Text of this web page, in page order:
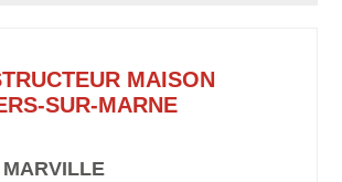
MAISON
SUR-MARNE